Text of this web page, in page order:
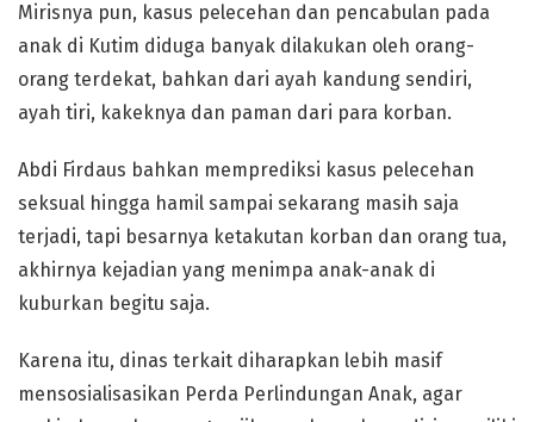
Mirisnya pun, kasus pelecehan dan pencabulan pada
anak di Kutim diduga banyak dilakukan oleh orang-
orang terdekat, bahkan dari ayah kandung sendiri,
ayah tiri, kakeknya dan paman dari para korban.
Abdi Firdaus bahkan memprediksi kasus pelecehan
seksual hingga hamil sampai sekarang masih saja
terjadi, tapi besarnya ketakutan korban dan orang tua,
akhirnya kejadian yang menimpa anak-anak di
kuburkan begitu saja.
Karena itu, dinas terkait diharapkan lebih masif
mensosialisasikan Perda Perlindungan Anak, agar